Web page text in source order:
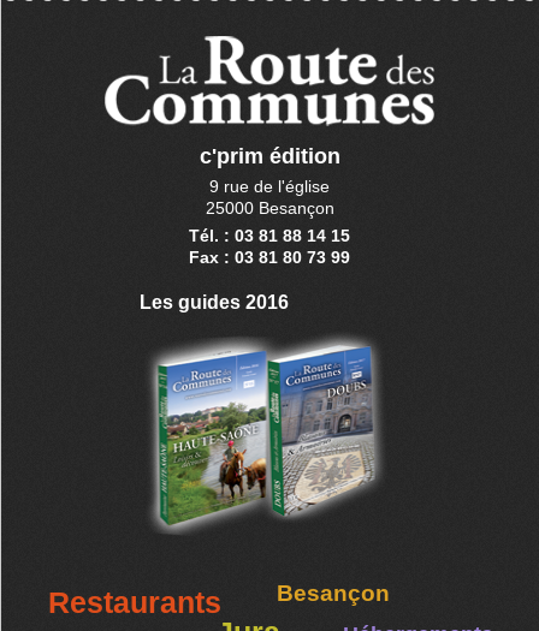
c'prim édition
9 rue de l'église
25000 Besançon
Tél. : 03 81 88 14 15
Fax : 03 81 80 73 99
Les guides 2016
Restaurants Besançon